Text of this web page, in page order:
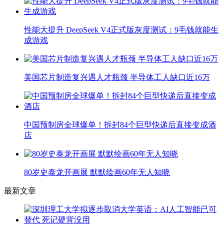
性能大提升 DeepSeek V4正式版灰度测试：9毛钱就能生
成游戏
美国芯片制造复兴遇人才瓶颈 半导体工人缺口近16万
中国预制房全球爆单！拆封84个巨型快递后直接变成酒
店
80岁史泰龙开画展 默默绘画60年无人知晓
最新文章